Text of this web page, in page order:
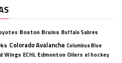
Boston Bruins Buffalo Sabres
Colorado Avalanche Columbus Blue
Wings ECHL Edmonton Oilers el hockey